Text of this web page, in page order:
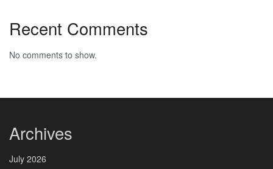
Recent Comments
No comments to show.
Archives
July 2026